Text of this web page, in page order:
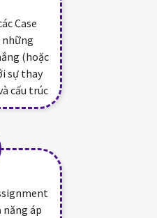
năng áp
Case
những
(hoặc
sự thay
cấu trúc